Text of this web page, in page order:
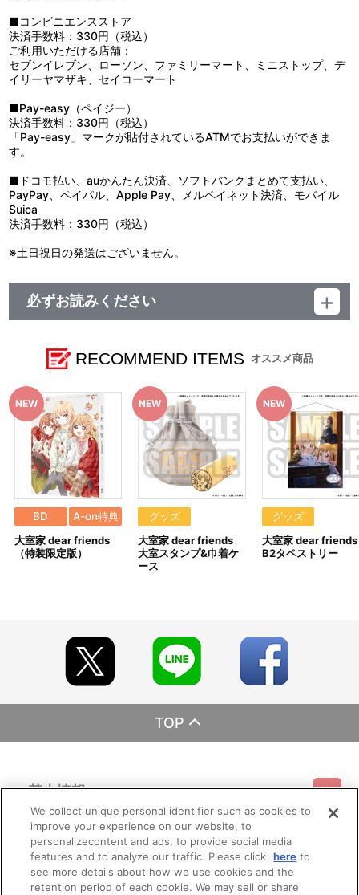
■コンビニエンスストア
決済手数料：330円（税込）
ご利用いただける店舗：
セブンイレブン、ローソン、ファミリーマート、ミニストップ、デ
イリーヤマザキ、セイコーマート
■Pay-easy（ペイジー）
決済手数料：330円（税込）
「Pay-easy」マークが貼付されているATMでお支払いができま
す。
■ドコモ払い、auかんたん決済、ソフトバンクまとめて支払い、
PayPay、ペイパル、Apple Pay、メルペイネット決済、モバイル
Suica
決済手数料：330円（税込）
※土日祝日の発送はございません。
必ずお読みください
【ご注意（必ずお読みください）】
■商品について
※本商品は準備数に限りがございます。準備数に達した場合、早
期にご注文の受付を終了させていただくことがございます。
※「在庫がありません」表示後も、ご注文のキャンセルや支払い
期限切れが発生した際は販売を再開させていただく場合がございま
す。あらかじめご了承ください。
※仕様等は予告なく変更となる場合がございます。
※撮影環境やご利用のモニター環境により、実物と多少異なって
見える場合がございます。
※商品画像はイメージです。実際の仕様とは異なる場合がござい
ます。あらかじめご了承ください。
※すでにご注文しているかのご確認には、「マイページ」→「ご
注文履歴」にてご確認いただけます。
■ご注文・お支払いについて
ップ『A-on STORE』の会員登録（無料）が必要となります。
※A-on STOREでの決済方法は「カード決済」「コンビニ決済」
「Pay-easy（ペイジー）」「WEB・スマホ決済」のみとなりま
※メール受信設定を行っているお客様につきましては、必ず
[@bnfw.co.jp]のドメイン指定受信の設定をお願いいたします。
(受信許可の設定を行わないとメールが「迷惑メールフォルダ」
に入る場合や届かない場合がございます。)
※決済方法「コンビニ決済」「Pay-easy（ペイジー）」を選択時
は、ご注文日翌日にメールにてお支払い方法をご案内させていただ
きます。
メールにてご案内させていただきましたお支払期日までに購
入・決済手続きが行われなかった場合は、キャンセル扱いとして手
続きをいたします。
いかなる理由でも、決済期間の延長は対応できかねます。
なお、ご注文日翌日以降は、以下の手順でもご確認いただけま
RECOMMEND ITEMS オススメ商品
BD
A-on特典
大室家 dear friends
（特装限定版）
グッズ
大室家 dear friends
大室スタンプ&巾着ケ
ース
グッズ
大室家 dear friends
B2タペストリー
TOP
基本情報
利用規約 特定商取引法に基づく表示 プライバシーポリシー
プライバシーオプション 会社概要
ご利用情報
ご利用ガイド サイトマップ お問い合わせ
会員メニュー
We collect unique personal identifier such as cookies to
improve your experience on our website, to
personalizecontent and ads, to provide social media
features and to analyze our traffic. Please click here to
see more details about how we use cookies and the
retention period of each cookie. We may sell or share